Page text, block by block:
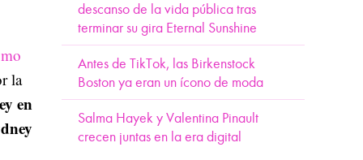
descanso de la vida pública tras
terminar su gira Eternal Sunshine
Antes de TikTok, las Birkenstock
Boston ya eran un ícono de moda
Salma Hayek y Valentina Pinault
crecen juntas en la era digital
la
en